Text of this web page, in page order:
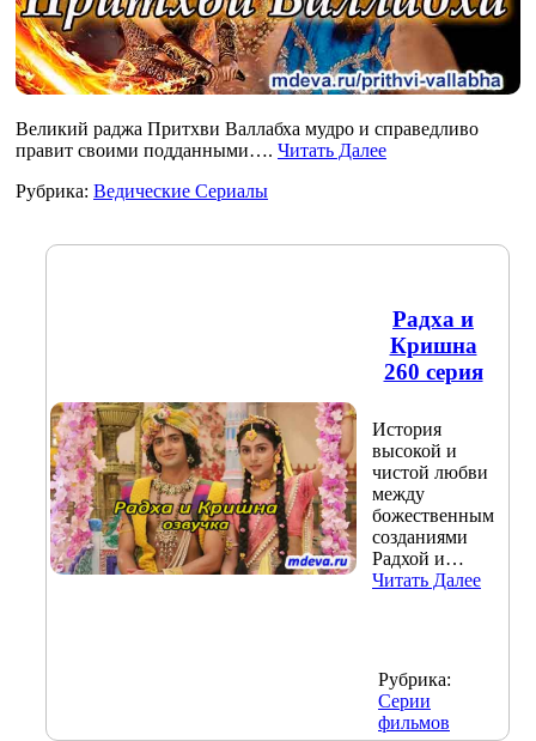
Великий раджа Притхви Валлабха мудро и справедливо
правит своими подданными…. Читать Далее
Рубрика: Ведические Сериалы
Радха и
Кришна
260 серия
История
высокой и
чистой любви
между
божественным
созданиями
Радхой и…
Читать Далее
Рубрика:
Серии
фильмов